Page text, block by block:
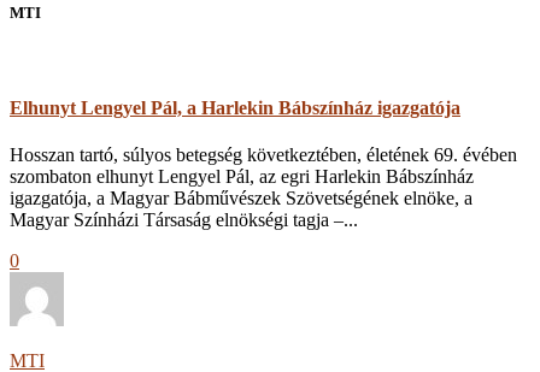
MTI
Elhunyt Lengyel Pál, a Harlekin Bábszínház igazgatója
Hosszan tartó, súlyos betegség következtében, életének 69. évében
szombaton elhunyt Lengyel Pál, az egri Harlekin Bábszínház
igazgatója, a Magyar Bábművészek Szövetségének elnöke, a
Magyar Színházi Társaság elnökségi tagja –...
0
MTI